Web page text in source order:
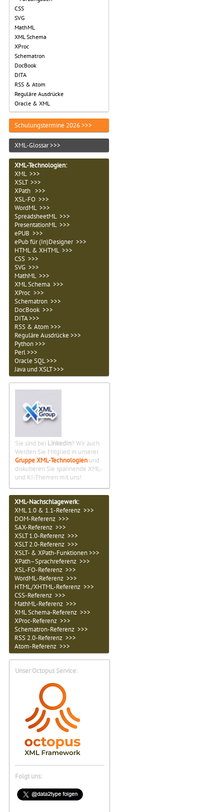
CSS
SVG
MathML
XML Schema
XProc
Schematron
DocBook
DITA
RSS & Atom
Reguläre Ausdrücke
Oracle & XML
Schulungstermine 2026 >>>
XML-Glossar >>>
XML-Technologien:
XML >>>
XSLT >>>
XPath >>>
XSL-FO >>>
WordML >>>
SpreadsheetML >>>
PresentationML >>>
ePUB >>>
ePub für (In)Designer >>>
HTML & XHTML >>>
CSS >>>
SVG >>>
MathML >>>
XML Schema >>>
XProc >>>
Schematron >>>
DocBook >>>
DITA >>>
RSS & Atom >>>
Reguläre Ausdrücke >>>
Python >>>
Perl >>>
Oracle SQL >>>
Java und XSLT >>>
Sie sind bei LinkedIn? Wir auch.
Werden Sie Mitglied in unserer
Gruppe XML-Technologien und
diskutieren Sie spannende XML-
und KI-Themen mit uns!
XML-Nachschlagewerk:
XML 1.0 & 1.1-Referenz >>>
DOM-Referenz >>>
SAX-Referenz >>>
XSLT 1.0-Referenz >>>
XSLT 2.0-Referenz >>>
XSLT- & XPath-Funktionen >>>
XPath–Sprachreferenz >>>
XSL-FO-Referenz >>>
WordML-Referenz >>>
HTML/XHTML-Referenz >>>
CSS-Referenz >>>
MathML-Referenz >>>
XML Schema-Referenz >>>
XProc-Referenz >>>
Schematron-Referenz >>>
RSS 2.0-Referenz >>>
Atom-Referenz >>>
Unser Octopus Service:
Folgt uns: